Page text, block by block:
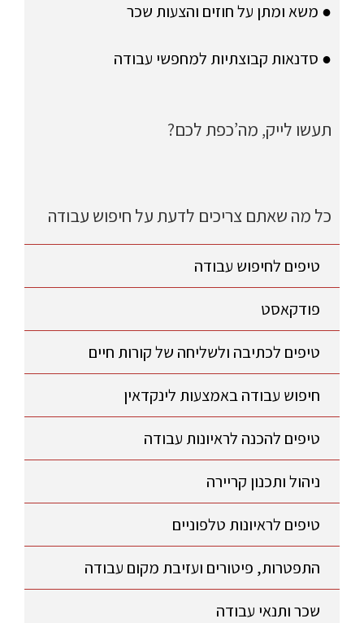
● משא ומתן על חוזים והצעות שכר
● סדנאות קבוצתיות למחפשי עבודה
תעשו לייק, מה’כפת לכם?
כל מה שאתם צריכים לדעת על חיפוש עבודה
טיפים לחיפוש עבודה
פודקאסט
טיפים לכתיבה ולשליחה של קורות חיים
חיפוש עבודה באמצעות לינקדאין
טיפים להכנה לראיונות עבודה
ניהול ותכנון קריירה
טיפים לראיונות טלפוניים
התפטרות, פיטורים ועזיבת מקום עבודה
שכר ותנאי עבודה